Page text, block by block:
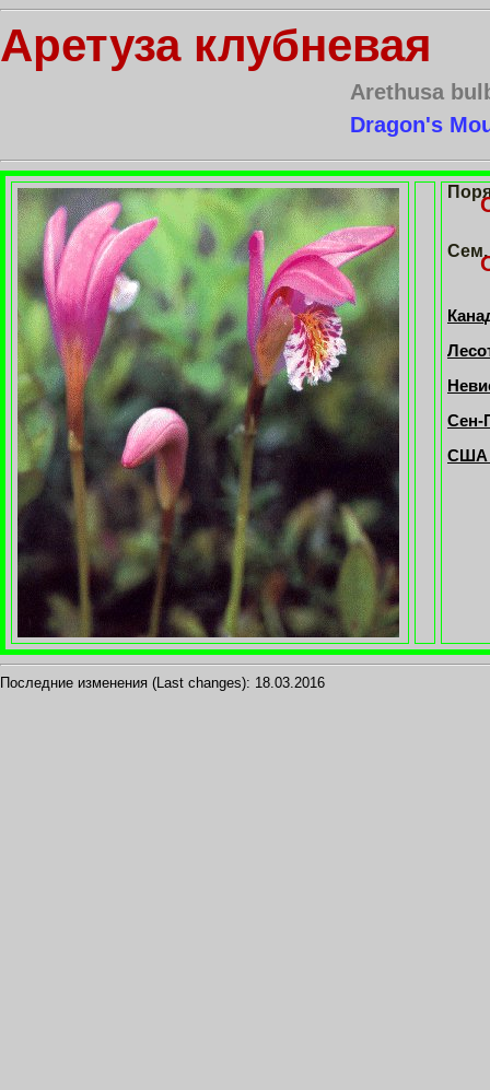
Аретуза клубневая
Arethusa
Dragon's
Сем.
Сен-
США
Последние изменения (Last changes): 18.03.2016